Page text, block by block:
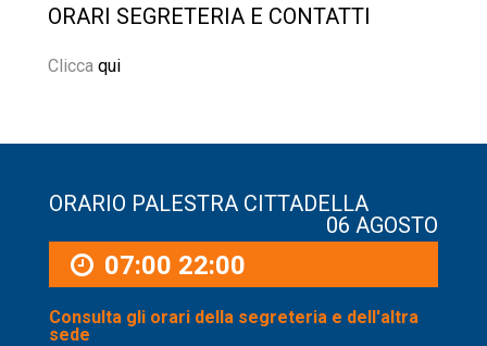
ORARI SEGRETERIA E CONTATTI
Clicca qui
ORARIO PALESTRA CITTADELLA
06 AGOSTO
07:00 22:00
Consulta gli orari della segreteria e dell'altra
sede